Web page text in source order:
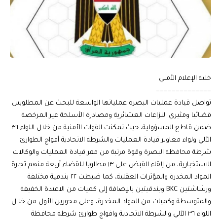
خلية الإعلام الأمني
==============
تواصل قيادة عمليات البصرة عملياتها الواسعة للبحث عن المطلوبين
قضائيا ومثيري النزاعات العشائرية ومصادرة الأسلحة غير المرخصة
ضمن قاطع المسؤولية، حيث تمكنت القوات الأمنية من خلال اللواء ٣٦
الآلي ولواء مغاوير قيادة العمليات والشرطة الاتحادية أفواج الطوارئ
شرطة محافظة البصرة وقوة مرتبة من مقر قيادة العمليات والوكالات
الاستخبارية، من إلقاء القبض على ١٣ مطلوبا للقضاء أربعة منهم تجارة
المواد المخدرة والمؤثرات العقلية، كما ضبطت ٢٢ بندقية مختلفة
ورشاشتين BKC وبندقيتين بالإضافة إلى كميات من الاعتدة الخفيفة
والمتوسطة وكميات من المواد المخدرة، وعلى محورين الأول من خلال
اللواء ٣٦ الآلي والشرطة الاتحادية وافواج طوارئ شرطة محافظة